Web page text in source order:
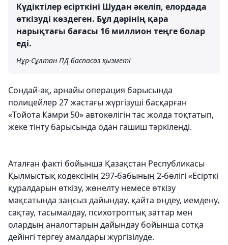
Күдіктілер есірткіні Шудан әкеліп, елордада
өткізуді көздеген. Бұл дәрінің қара
нарықтағы бағасы 16 миллион теңге болар
еді.
Нұр-Сұлтан ПД баспасөз қызметі
Сондай-ақ, арнайы операция барысында
полицейлер 27 жастағы жүргізуші басқарған
«Тойота Камри 50» автокөлігін тас жолда тоқтатып,
жеке тінту барысында одан гашиш тәркіленді.
Аталған факті бойынша Қазақстан Республикасы
Қылмыстық кодексінің 297-бабының 2-бөлігі «Есірткі
құралдарын өткізу, жөнелту немесе өткізу
мақсатында заңсыз дайындау, қайта өңдеу, иемдену,
сақтау, тасымалдау, психотроптық заттар мен
олардың аналогтарын дайындау бойынша сотқа
дейінгі тергеу амалдары жүргізілуде.